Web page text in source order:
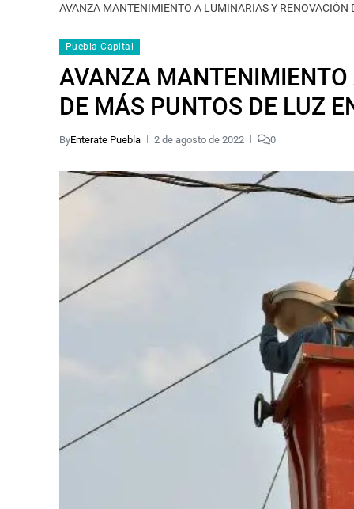
AVANZA MANTENIMIENTO A LUMINARIAS Y RENOVACIÓN
Puebla Capital
AVANZA
DE MÁS PUNTOS DE LUZ
ByEnterate Puebla 2 de agosto de 2022 0